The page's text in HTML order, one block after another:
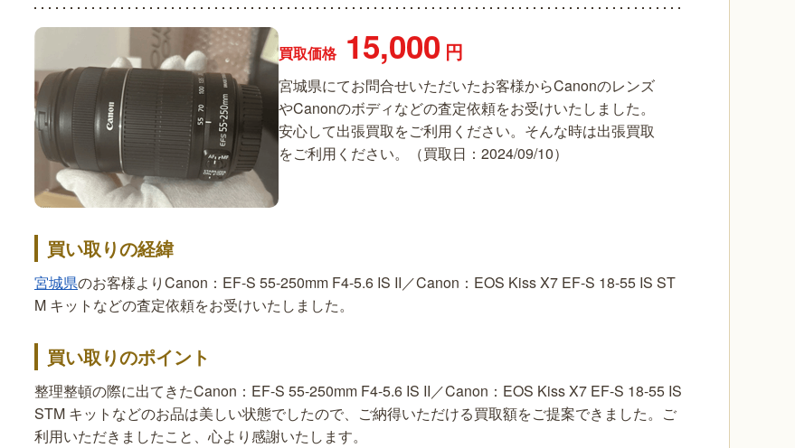
買取価格 15,000 円
宮城県にてお問合せいただいたお客様からCanonのレンズ
やCanonのボディなどの査定依頼をお受けいたしました。
安心して出張買取をご利用ください。そんな時は出張買取
をご利用ください。（買取日：2024/09/10）
買い取りの経緯
宮城県のお客様よりCanon：EF-S 55-250mm F4-5.6 IS II／Canon：EOS Kiss X7 EF-S 18-55 IS ST
M キットなどの査定依頼をお受けいたしました。
買い取りのポイント
整理整頓の際に出てきたCanon：EF-S 55-250mm F4-5.6 IS II／Canon：EOS Kiss X7 EF-S 18-55 IS
STM キットなどのお品は美しい状態でしたので、ご納得いただける買取額をご提案できました。ご
利用いただきましたこと、心より感謝いたします。